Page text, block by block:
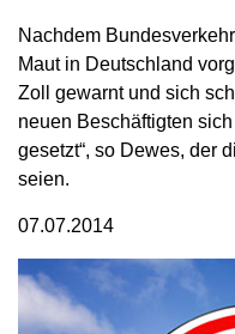
Nachdem
Maut in Deutschland
Zoll gewarnt und sich
neuen Beschäftigten
gesetzt“, so Dewes, der
seien.
07.07.2014